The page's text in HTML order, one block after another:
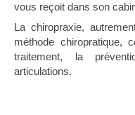
vous reçoit dans son
La chiropraxie,
méthode chiropratique,
traitement, la
articulations.